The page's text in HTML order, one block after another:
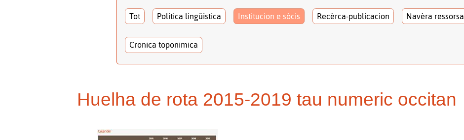
Tot Politica lingüistica Institucion e sòcis Recèrca-publicacion Navèra ressorsa
Cronica toponimica
Huelha de rota 2015-2019 tau numeric occitan